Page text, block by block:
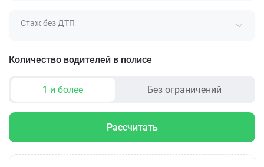
Стаж без ДТП
Количество водителей в полисе
1 и более Без ограничений
Рассчитать